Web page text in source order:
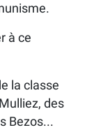
à ce
la classe
des
Bezos...